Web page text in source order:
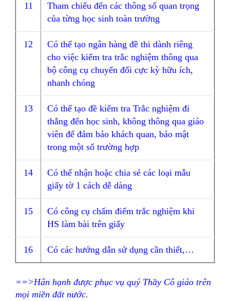
11
Tham chiếu đến các thông số quan trọng
của từng học sinh toàn trường
12
Có thể tạo ngân hàng đề thi dành riêng
cho việc kiểm tra trắc nghiệm thông qua
bộ công cụ chuyển đổi cực kỳ hữu ích,
nhanh chóng
13
Có thể tạo đề kiểm tra Trắc nghiệm đi
thẳng đến học sinh, không thông qua giáo
viên để đảm bảo khách quan, bảo mật
trong một số trường hợp
14
Có thể nhận hoặc chia sẻ các loại mẫu
giấy tờ 1 cách dễ dàng
15
Có công cụ chấm điểm trắc nghiệm khi
HS làm bài trên giấy
16 Có các hướng dẫn sử dụng cần thiết,…
==>Hân hạnh được phục vụ quý Thầy Cô giáo trên
mọi miền đất nước.